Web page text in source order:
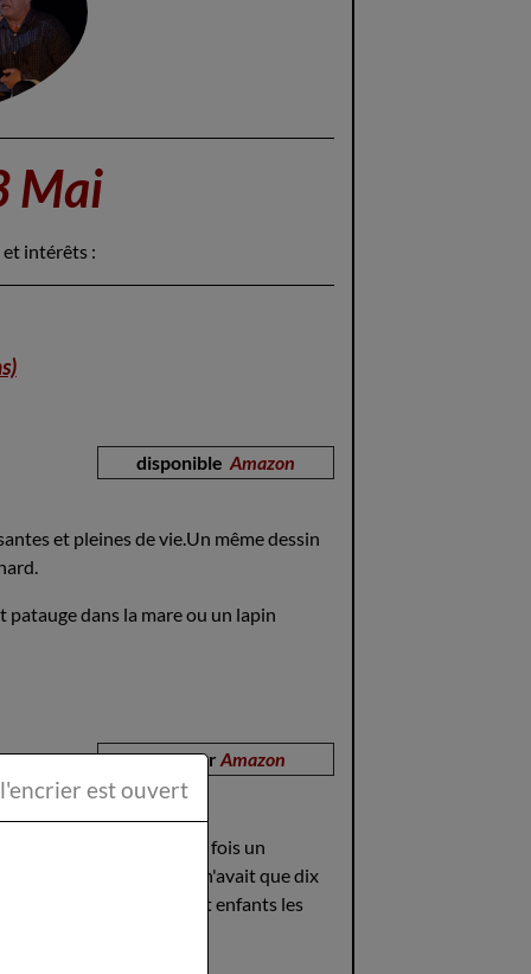
Mai
et intérêts :
disponible Amazon
et pleines de vie.Un même dessin
patauge dans la mare ou un lapin
disponible sur Amazon
captivantes. II était une fois un
tous garçons; l'aîné n'avait que dix
pauvres, et leurs sept enfants les
sa vie
la Plume et l'encrier est ouvert